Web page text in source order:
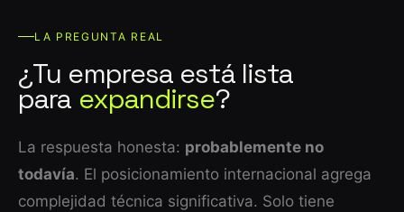
LA PREGUNTA REAL
¿Tu empresa está lista
para expandirse?
La respuesta honesta: probablemente no
todavía. El posicionamiento internacional agrega
complejidad técnica significativa. Solo tiene